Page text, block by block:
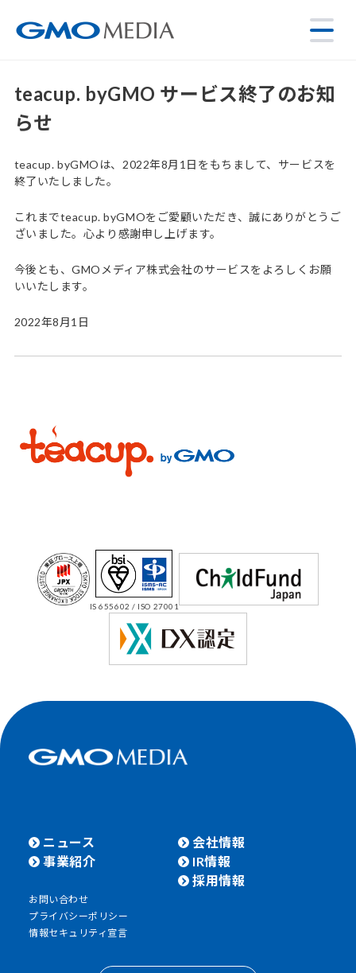
teacup. byGMO サービス終了のお知
らせ
teacup. byGMOは、2022年8月1日をもちまして、サービスを
終了いたしました。
これまでteacup. byGMOをご愛顧いただき、誠にありがとうご
ざいました。心より感謝申し上げます。
今後とも、GMOメディア株式会社のサービスをよろしくお願
いいたします。
2022年8月1日
IS 655602 / ISO 27001
ニュース
事業紹介
会社情報
IR情報
採用情報
お問い合わせ
プライバシーポリシー
情報セキュリティ宣言